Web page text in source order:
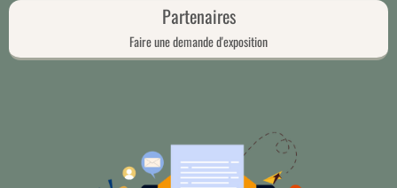
Partenaires
Faire une demande d'exposition